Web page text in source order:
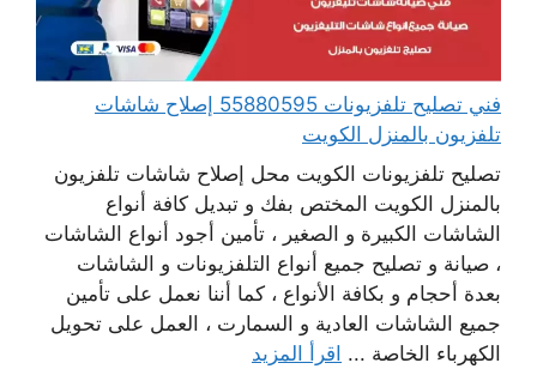
فني تصليح تلفزيونات 55880595 إصلاح شاشات
تلفزيون بالمنزل الكويت
تصليح تلفزيونات الكويت محل إصلاح شاشات تلفزيون
بالمنزل الكويت المختص بفك و تبديل كافة أنواع
الشاشات الكبيرة و الصغير ، تأمين أجود أنواع الشاشات
، صيانة و تصليح جميع أنواع التلفزيونات و الشاشات
بعدة أحجام و بكافة الأنواع ، كما أننا نعمل على تأمين
جميع الشاشات العادية و السمارت ، العمل على تحويل
الكهرباء الخاصة ... اقرأ المزيد